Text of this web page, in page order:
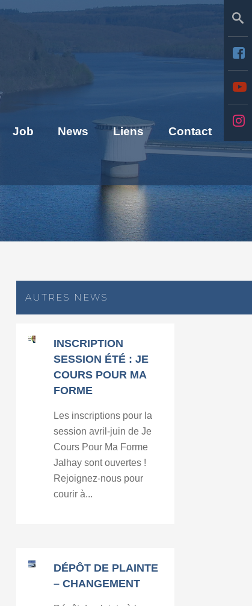
Job News Liens Contact
AUTRES NEWS
INSCRIPTION
SESSION ÉTÉ : JE
COURS POUR MA
FORME
Les inscriptions pour la
session avril-juin de Je
Cours Pour Ma Forme
Jalhay sont ouvertes !
Rejoignez-nous pour
courir à...
DÉPÔT DE PLAINTE
– CHANGEMENT